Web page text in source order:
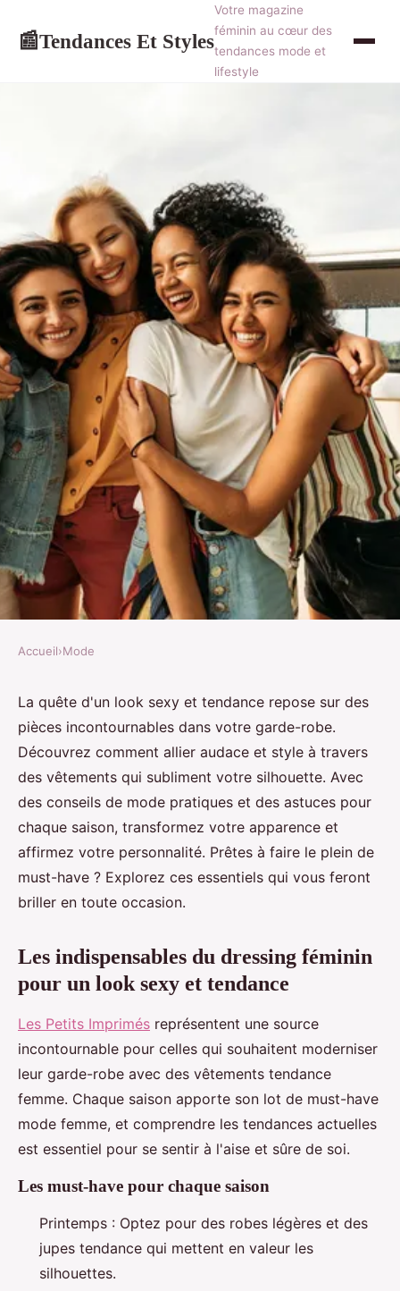
📰Tendances Et Styles
Votre magazine
féminin au cœur des
tendances mode et
lifestyle
Vêtements femme : les must-
have pour un look sexy et
tendance
Maria•19 décembre 2024•3 min de lecture
Accueil›Mode
La quête d'un look sexy et tendance repose sur des
pièces incontournables dans votre garde-robe.
Découvrez comment allier audace et style à travers
des vêtements qui subliment votre silhouette. Avec
des conseils de mode pratiques et des astuces pour
chaque saison, transformez votre apparence et
affirmez votre personnalité. Prêtes à faire le plein de
must-have ? Explorez ces essentiels qui vous feront
briller en toute occasion.
Les indispensables du dressing féminin
pour un look sexy et tendance
Les Petits Imprimés représentent une source
incontournable pour celles qui souhaitent moderniser
leur garde-robe avec des vêtements tendance
femme. Chaque saison apporte son lot de must-have
mode femme, et comprendre les tendances actuelles
est essentiel pour se sentir à l'aise et sûre de soi.
Les must-have pour chaque saison
Printemps : Optez pour des robes légères et des
jupes tendance qui mettent en valeur les
silhouettes.